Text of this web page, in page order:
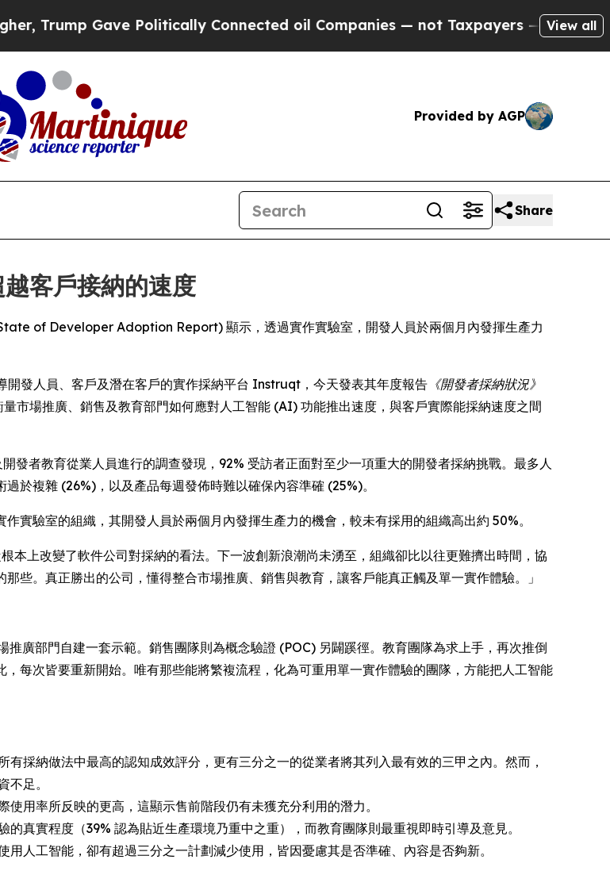
Gave Politically Connected oil Companies — not Taxpayers — the Chance to
View all
Provided by AGP
Share
客戶接納的速度
of Developer Adoption Report) 顯示，透過實作實驗室，開發人員於兩個月內發揮生產力
發人員、客戶及潛在客戶的實作採納平台 Instruqt，今天發表其年度報告 《開發者採納狀況》
市場推廣、銷售及教育部門如何應對人工智能 (AI) 功能推出速度，與客戶實際能採納速度之間
者教育從業人員進行的調查發現，92% 受訪者正面對至少一項重大的開發者採納挑戰。最多人
於複雜 (26%)，以及產品每週發佈時難以確保內容準確 (25%)。
實驗室的組織，其開發人員於兩個月內發揮生產力的機會，較未有採用的組織高出約 50%。
上改變了軟件公司對採納的看法。下一波創新浪潮尚未湧至，組織卻比以往更難擠出時間，協
些。真正勝出的公司，懂得整合市場推廣、銷售與教育，讓客戶能真正觸及單一實作體驗。」
廣部門自建一套示範。銷售團隊則為概念驗證 (POC) 另闢蹊徑。教育團隊為求上手，再次推倒
每次皆要重新開始。唯有那些能將繁複流程，化為可重用單一實作體驗的團隊，方能把人工智能
有採納做法中最高的認知成效評分，更有三分之一的從業者將其列入最有效的三甲之內。然而，
足。
使用率所反映的更高，這顯示售前階段仍有未獲充分利用的潛力。
的真實程度（39% 認為貼近生產環境乃重中之重），而教育團隊則最重視即時引導及意見。
用人工智能，卻有超過三分之一計劃減少使用，皆因憂慮其是否準確、內容是否夠新。